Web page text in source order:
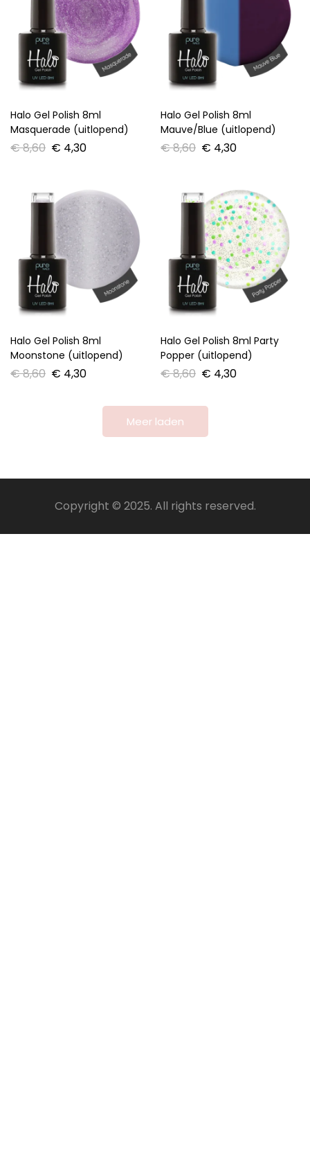
Halo Gel Polish 8ml
Masquerade (uitlopend)
€8,60 € 4,30
Halo Gel Polish 8ml
Mauve/Blue (uitlopend)
€8,60 € 4,30
Halo Gel Polish 8ml
Moonstone (uitlopend)
€8,60 € 4,30
Halo Gel Polish 8ml Party
Popper (uitlopend)
€8,60 € 4,30
Meer laden
Copyright © 2025. All rights reserved.